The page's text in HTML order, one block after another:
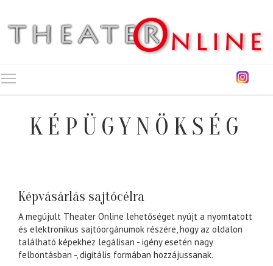
KÉPÜGYNÖKSÉG
Képvásárlás sajtócélra
A megújult Theater Online lehetőséget nyújt a nyomtatott
és elektronikus sajtóorgánumok részére, hogy az oldalon
található képekhez legálisan - igény esetén nagy
felbontásban -, digitális formában hozzájussanak.